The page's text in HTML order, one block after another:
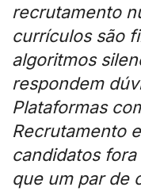
recrutamento
currículos são
algoritmos
respondem
Plataformas
Recrutamento
candidatos
que um par de